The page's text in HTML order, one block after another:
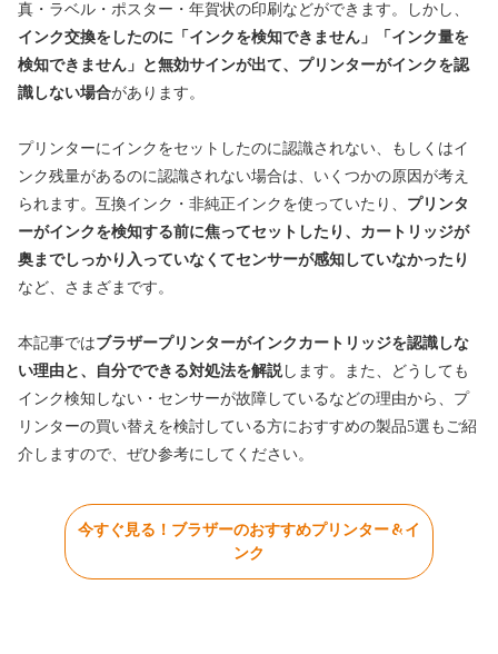
真・ラベル・ポスター・年賀状の印刷などができます。しかし、
インク交換をしたのに「インクを検知できません」「インク量を
検知できません」と無効サインが出て、プリンターがインクを認
識しない場合があります。
プリンターにインクをセットしたのに認識されない、もしくはイ
ンク残量があるのに認識されない場合は、いくつかの原因が考え
られます。互換インク・非純正インクを使っていたり、 プリンタ
ーがインクを検知する前に焦ってセットしたり、カートリッジが
奥までしっかり入っていなくてセンサーが感知していなかったり
など、さまざまです。
本記事ではブラザープリンターがインクカートリッジを認識しな
い理由と、自分でできる対処法を解説します。また、どうしても
インク検知しない・センサーが故障しているなどの理由から、プ
リンターの買い替えを検討している方におすすめの製品5選もご紹
介しますので、ぜひ参考にしてください。
今すぐ見る！ブラザーのおすすめプリンター＆イ
ンク